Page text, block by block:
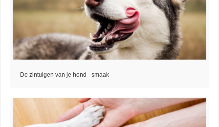
De zintuigen van je hond - smaak